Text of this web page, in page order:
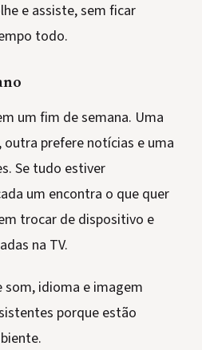
e assiste, sem ficar
todo.
um fim de semana. Uma
outra prefere notícias e uma
Se tudo estiver
um encontra o que quer
trocar de dispositivo e
na TV.
som, idioma e imagem
porque estão